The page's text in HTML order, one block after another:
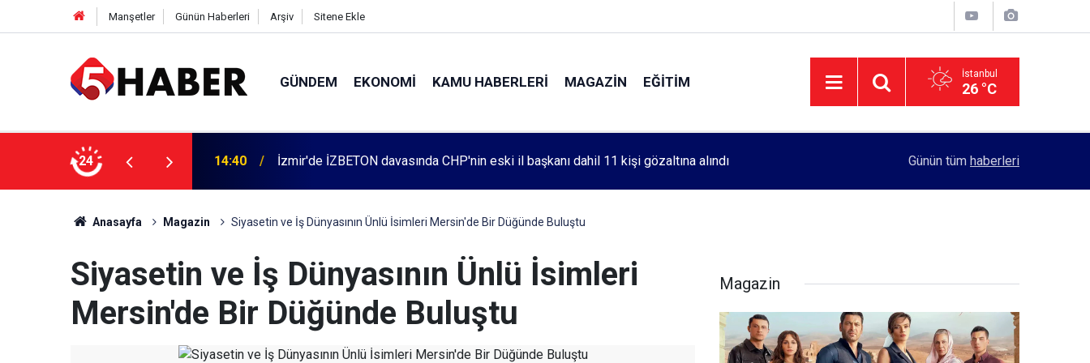
Manşetler Günün Haberleri Arşiv Sitene Ekle
GÜNDEM EKONOMI KAMU HABERLERI MAGAZIN EĞITIM İstanbul
26 °C
24
dahil 11 kişi gözaltına alındı 13:55 Cumartesi anneleri 1083. haftada Mehmet Özdemir için adalet aradı Rektörlük, kadın öğrencilerin güvenliği için
Günün tüm haberleri
Anasayfa Magazin Siyasetin ve İş Dünyasının Ünlü İsimleri Mersin'de Bir Düğünde Buluştu
Siyasetin ve İş Dünyasının Ünlü İsimleri
Mersin'de Bir Düğünde Buluştu
Magazin